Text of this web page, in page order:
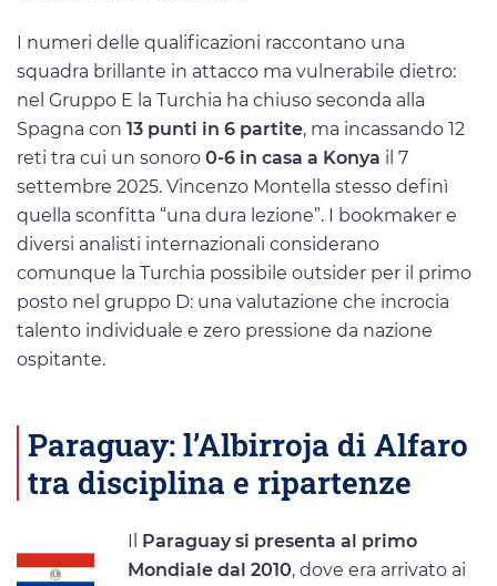
I numeri delle qualificazioni raccontano una
squadra brillante in attacco ma vulnerabile dietro:
nel Gruppo E la Turchia ha chiuso seconda alla
Spagna con 13 punti in 6 partite, ma incassando 12
reti tra cui un sonoro 0-6 in casa a Konya il 7
settembre 2025. Vincenzo Montella stesso definì
quella sconfitta “una dura lezione”. I bookmaker e
diversi analisti internazionali considerano
comunque la Turchia possibile outsider per il primo
posto nel gruppo D: una valutazione che incrocia
talento individuale e zero pressione da nazione
ospitante.
Paraguay: l’Albirroja di Alfaro
tra disciplina e ripartenze
Il Paraguay si presenta al primo
Mondiale dal 2010, dove era arrivato ai